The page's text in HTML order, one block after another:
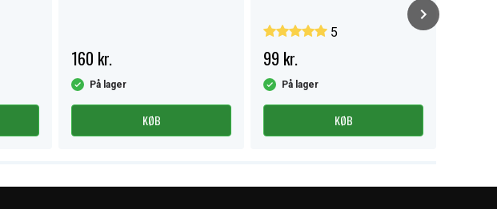
160 kr.
På lager
KØB
5
99 kr.
På lager
KØB